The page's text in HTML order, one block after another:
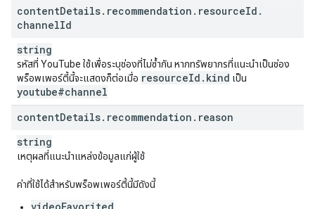
contentDetails. recommendation . resourceId .
channelId
string
รหัสที่ YouTube ใช้เพื่อระบุช่องที่ไม่ซ้ำกัน หากทรัพยากรที่แนะนำเป็นช่อง
พร็อพเพอร์ตี้นี้จะแสดงก็ต่อเมื่อ resourceId . kind เป็น
youtube#channel
contentDetails. recommendation . reason
string
เหตุผลที่แนะนำแหล่งข้อมูลแก่ผู้ใช้
ค่าที่ใช้ได้สำหรับพร็อพเพอร์ตี้นี้มีดังนี้